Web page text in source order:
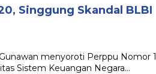
Singgung Skandal BLBI
menyoroti Perppu Nomor 1
Sistem Keuangan Negara…